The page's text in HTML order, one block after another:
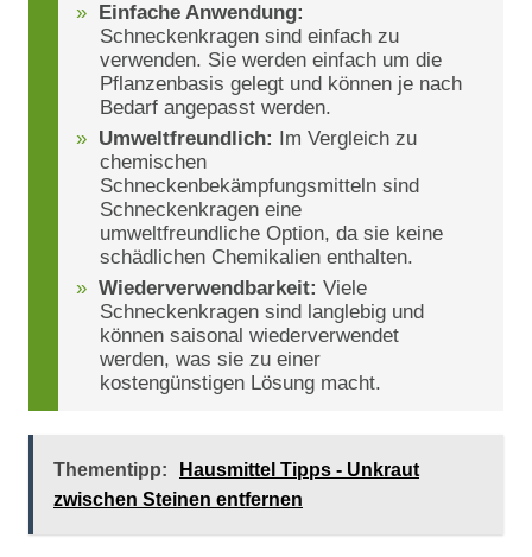
Einfache Anwendung:
Schneckenkragen sind einfach zu
verwenden. Sie werden einfach um die
Pflanzenbasis gelegt und können je nach
Bedarf angepasst werden.
Umweltfreundlich: Im Vergleich zu
chemischen
Schneckenbekämpfungsmitteln sind
Schneckenkragen eine
umweltfreundliche Option, da sie keine
schädlichen Chemikalien enthalten.
Wiederverwendbarkeit: Viele
Schneckenkragen sind langlebig und
können saisonal wiederverwendet
werden, was sie zu einer
kostengünstigen Lösung macht.
Thementipp:
Hausmittel Tipps - Unkraut
zwischen Steinen entfernen